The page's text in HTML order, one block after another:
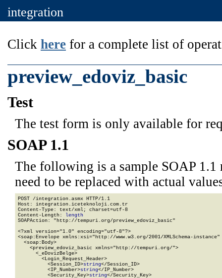
integration
Click here for a complete list of
preview_edoviz_basic
Test
The test form is only available for
SOAP 1.1
The following is a sample SOAP 1.1
need to be replaced with actual
POST /integration.asmx HTTP/1.1
Host: integration.iceteknoloji.com.tr
Content-Type: text/xml; charset=utf-8
Content-Length: length
SOAPAction: "http://tempuri.org/preview_edoviz_basic"
<?xml version="1.0" encoding="utf-8"?>
<soap:Envelope xmlns:xsi="http://www.w3.org/2001/XMLSchema-
  <soap:Body>
    <preview_edoviz_basic xmlns="http://tempuri.org/">
      <_eDovizBelge>
        <Login_Request_Header>
          <Session_ID>
string</Session_ID>
          <IP_Number>
string</IP_Number>
          <Security_Key>
string</Security_Key>